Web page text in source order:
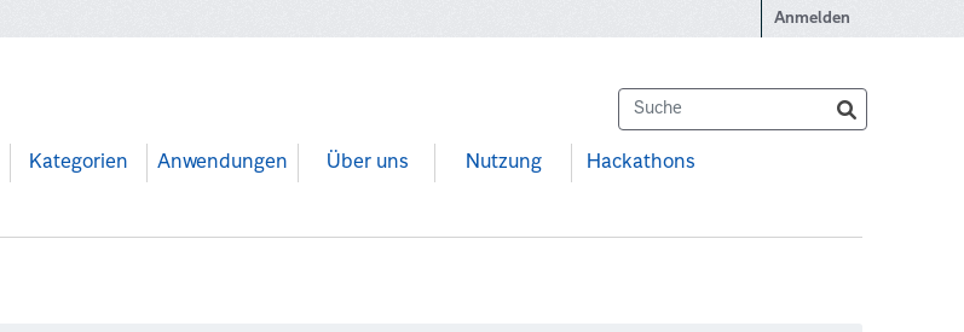
Anmelden
Kategorien Anwendungen Über uns Nutzung Hackathons